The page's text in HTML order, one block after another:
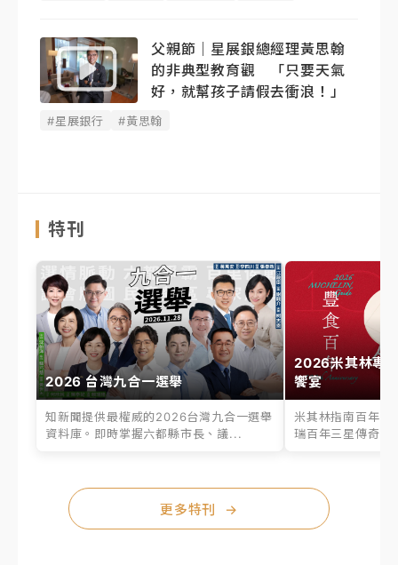
父親節｜星展銀總經理黃思翰
的非典型教育觀 「只要天氣
好，就幫孩子請假去衝浪！」
#星展銀行 #黃思翰
特刊
2026 台灣九合一選舉
知新聞提供最權威的2026台灣九合一選舉
資料庫。即時掌握六都縣市長、議...
2026米其林專
饗宴
米其林指南百年之
瑞百年三星傳奇、
更多特刊 →